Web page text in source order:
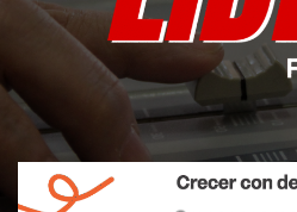
FM LIDER 104.1